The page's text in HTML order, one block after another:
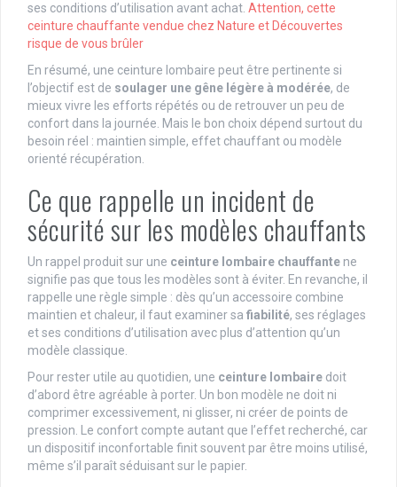
ses conditions d’utilisation avant achat. Attention, cette
ceinture chauffante vendue chez Nature et Découvertes
risque de vous brûler
En résumé, une ceinture lombaire peut être pertinente si
l’objectif est de soulager une gêne légère à modérée, de
mieux vivre les efforts répétés ou de retrouver un peu de
confort dans la journée. Mais le bon choix dépend surtout du
besoin réel : maintien simple, effet chauffant ou modèle
orienté récupération.
Ce que rappelle un incident de
sécurité sur les modèles chauffants
Un rappel produit sur une ceinture lombaire chauffante ne
signifie pas que tous les modèles sont à éviter. En revanche, il
rappelle une règle simple : dès qu’un accessoire combine
maintien et chaleur, il faut examiner sa fiabilité, ses réglages
et ses conditions d’utilisation avec plus d’attention qu’un
modèle classique.
Pour rester utile au quotidien, une ceinture lombaire doit
d’abord être agréable à porter. Un bon modèle ne doit ni
comprimer excessivement, ni glisser, ni créer de points de
pression. Le confort compte autant que l’effet recherché, car
un dispositif inconfortable finit souvent par être moins utilisé,
même s’il paraît séduisant sur le papier.